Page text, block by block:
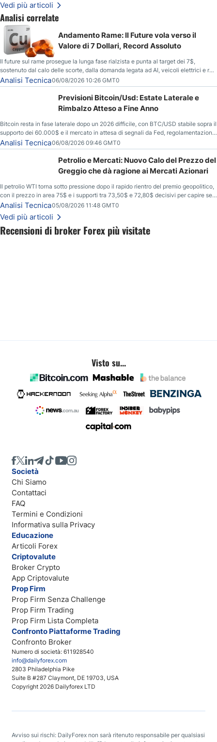
Recensioni di broker Forex più visitate
Vedi più articoli
Analisi correlate
Andamento Rame: Il Future vola verso il
Valore di 7 Dollari, Record Assoluto
Il future sul rame prosegue la lunga fase rialzista e punta al target dei 7$,
sostenuto dal calo delle scorte, dalla domanda legata ad AI, veicoli elettrici e reti
energetiche, e dai timori di deficit produttivo dal 2028.
Analisi Tecnica06/08/2026 10:26 GMT0
Previsioni Bitcoin/Usd: Estate Laterale e
Rimbalzo Atteso a Fine Anno
Bitcoin resta in fase laterale dopo un 2026 difficile, con BTC/USD stabile sopra il
supporto dei 60.000$ e il mercato in attesa di segnali da Fed, regolamentazione
USA ed elezioni di medio termine.
Analisi Tecnica06/08/2026 09:46 GMT0
Petrolio e Mercati: Nuovo Calo del Prezzo del
Greggio che dà ragione ai Mercati Azionari
Il petrolio WTI torna sotto pressione dopo il rapido rientro del premio geopolitico,
con il prezzo in area 75$ e i supporti tra 73,50$ e 72,80$ decisivi per capire se il
ribasso potrà estendersi verso quota 70$.
Analisi Tecnica05/08/2026 11:48 GMT0
Vedi più articoli
Visto su...
Numero di società: 611928540
info@dailyforex.com
2803 Philadelphia Pike
Suite B #287 Claymont, DE 19703, USA
Copyright 2026 Dailyforex LTD
Società
Chi Siamo
Contattaci
FAQ
Termini e Condizioni
Informativa sulla Privacy
Educazione
Articoli Forex
Criptovalute
Broker Crypto
App Criptovalute
Prop Firm
Prop Firm Senza Challenge
Prop Firm Trading
Prop Firm Lista Completa
Confronto Piattaforme Trading
Confronto Broker
Avviso sui rischi: DailyForex non sarà ritenuto responsabile per qualsiasi